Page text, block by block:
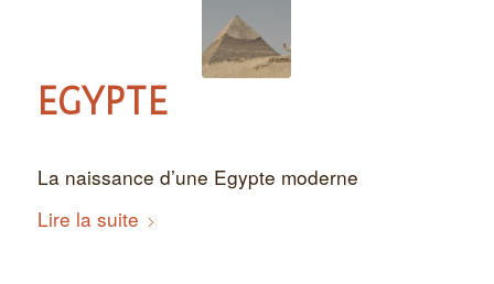
EGYPTE
La naissance d’une Egypte moderne
Lire la suite